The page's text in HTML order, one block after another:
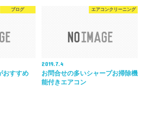
ブログ
おすすめ
エアコンクリーニング
2019.7.4
お問合せの多いシャープお掃除機
能付きエアコン